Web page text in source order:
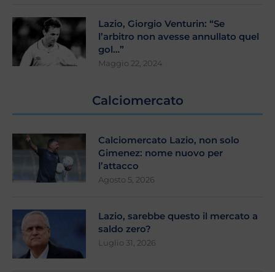
Lazio, Giorgio Venturin: “Se
l’arbitro non avesse annullato quel
gol…”
Maggio 22, 2024
Calciomercato
Calciomercato Lazio, non solo
Gimenez: nome nuovo per
l’attacco
Agosto 5, 2026
Lazio, sarebbe questo il mercato a
saldo zero?
Luglio 31, 2026